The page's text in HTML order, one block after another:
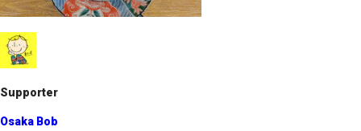
o
o
k
Supporter
Osaka Bob